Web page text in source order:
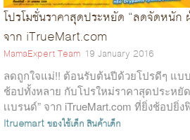
โปรโมชั่นราคาสุดประหยัด “ลดจัดหนัก
จาก iTrueMart.com
MamaExpert Team 19 January 2016
ลดถูกใจแม่!! ต้อนรับต้นปีด้วยโปรดีๆ แบ
ช้อปทั้งหลาย กับโปรใหม่ราคาสุดประหยั
เเบรนด์” จาก iTrueMart.com ที่ยิ่งช้อปยิ่
สูงสุด 42% แล้ว...
Itruemartของใช้เด็กสินค้าเด็ก